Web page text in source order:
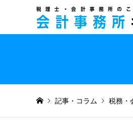
記事・コラム 税務・